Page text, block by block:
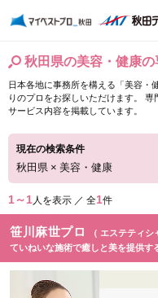
秋田県の美容・健康
日本各地に事務所を構える「美容・
りのプロをお探しいただけます。 専
サービス内容を掲載しています。
現在の検索条件
秋田県 × 美容・健康
1～1人を表示 ／ 全1件
笹川麻世プロ
（ エステティシ
ていねいな施術で癒しと美を提供す